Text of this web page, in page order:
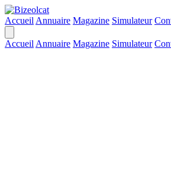
Accueil Annuaire Magazine Simulateur
Accueil Annuaire Magazine Simulateur